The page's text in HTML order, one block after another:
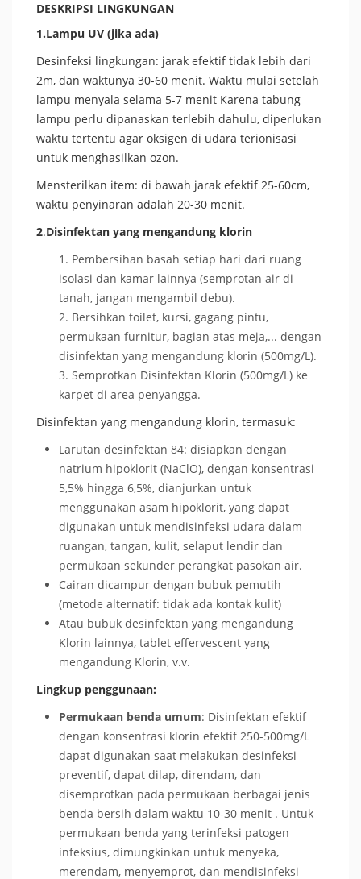
DESKRIPSI LINGKUNGAN
1.Lampu UV (jika ada)
Desinfeksi lingkungan: jarak efektif tidak lebih dari
2m, dan waktunya 30-60 menit. Waktu mulai setelah
lampu menyala selama 5-7 menit Karena tabung
lampu perlu dipanaskan terlebih dahulu, diperlukan
waktu tertentu agar oksigen di udara terionisasi
untuk menghasilkan ozon.
Mensterilkan item: di bawah jarak efektif 25-60cm,
waktu penyinaran adalah 20-30 menit.
2.Disinfektan yang mengandung klorin
Pembersihan basah setiap hari dari ruang
isolasi dan kamar lainnya (semprotan air di
tanah, jangan mengambil debu).
Bersihkan toilet, kursi, gagang pintu,
permukaan furnitur, bagian atas meja,... dengan
disinfektan yang mengandung klorin (500mg/L).
Semprotkan Disinfektan Klorin (500mg/L) ke
karpet di area penyangga.
Disinfektan yang mengandung klorin, termasuk:
Larutan desinfektan 84: disiapkan dengan
natrium hipoklorit (NaClO), dengan konsentrasi
5,5% hingga 6,5%, dianjurkan untuk
menggunakan asam hipoklorit, yang dapat
digunakan untuk mendisinfeksi udara dalam
ruangan, tangan, kulit, selaput lendir dan
permukaan sekunder perangkat pasokan air.
Cairan dicampur dengan bubuk pemutih
(metode alternatif: tidak ada kontak kulit)
Atau bubuk desinfektan yang mengandung
Klorin lainnya, tablet effervescent yang
mengandung Klorin, v.v.
Lingkup penggunaan:
Permukaan benda umum: Disinfektan efektif
dengan konsentrasi klorin efektif 250-500mg/L
dapat digunakan saat melakukan desinfeksi
preventif, dapat dilap, direndam, dan
disemprotkan pada permukaan berbagai jenis
benda bersih dalam waktu 10-30 menit . Untuk
permukaan benda yang terinfeksi patogen
infeksius, dimungkinkan untuk menyeka,
merendam, menyemprot, dan mendisinfeksi